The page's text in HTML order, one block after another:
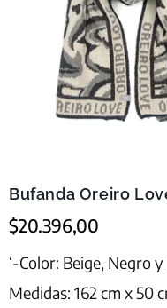
Bufanda Oreiro
$20.396,00
‘-Color: Beige, Negro
Medidas: 162 cm x 50